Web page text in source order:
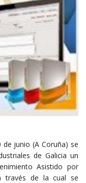
junio (A Coruña) se
de Galicia un
Asistido por
través de la cual se